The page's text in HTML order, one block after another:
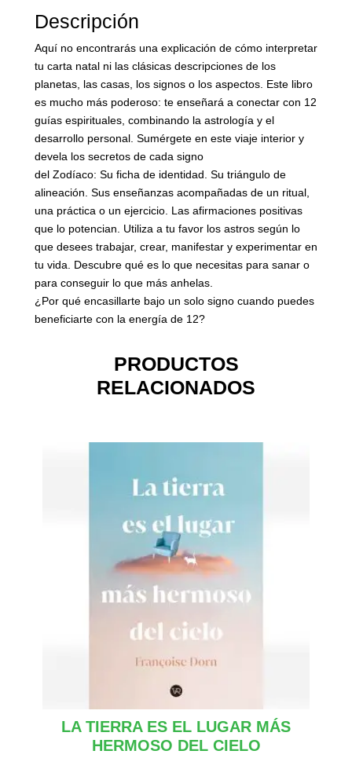
Descripción
Aquí no encontrarás una explicación de cómo interpretar
tu carta natal ni las clásicas descripciones de los
planetas, las casas, los signos o los aspectos. Este libro
es mucho más poderoso: te enseñará a conectar con 12
guías espirituales, combinando la astrología y el
desarrollo personal. Sumérgete en este viaje interior y
devela los secretos de cada signo
del Zodíaco: Su ficha de identidad. Su triángulo de
alineación. Sus enseñanzas acompañadas de un ritual,
una práctica o un ejercicio. Las afirmaciones positivas
que lo potencian. Utiliza a tu favor los astros según lo
que desees trabajar, crear, manifestar y experimentar en
tu vida. Descubre qué es lo que necesitas para sanar o
para conseguir lo que más anhelas.
¿Por qué encasillarte bajo un solo signo cuando puedes
beneficiarte con la energía de 12?
PRODUCTOS
RELACIONADOS
LA TIERRA ES EL LUGAR MÁS
HERMOSO DEL CIELO